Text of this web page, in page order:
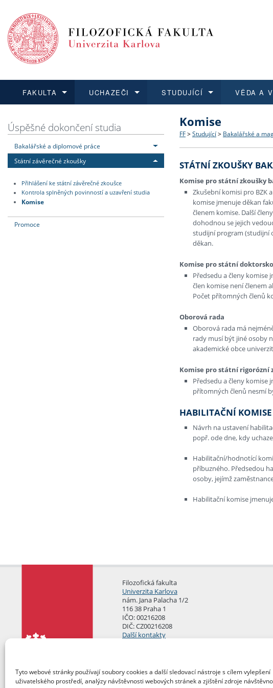
Tyto webové stránky používají soubory cookies a další sledovací nástroje s cílem vylepšení
uživatelského prostředí, analýzy návštěvnosti webových stránek a zjištění zdroje
FAKULTA
Dozvědět se více
Struktura a historie
Strategie a další
Podpora a benefity pro
Absolventi fakulty
Fakultní školy FF UK
UCHAZEČI
Podat přihlášku
Co studovat a jak se
Učitelské studijní
Informace k průběhu
STUDUJÍCÍ
Dozvědět se více
Bakalářské a magisterské
Doktorské studium
Rigorózní řízení
VĚDA A
Dozvědět se více
O vědě a výzkumu na FF
Akademické kvalifikace
Granty a projekty
Dozvědět se více
Aktuální nabídky a
Vyjíždějící studenti
Přijíždějící studenti
Vyjíždějící zaměstnanci
Úspěšné dokončení studia
Bakalářské a diplomové práce
Státní závěrečné zkoušky
Přihlášení ke státní závěrečné zkoušce
Kontrola splněných povinností a uzavření studia
Komise
Promoce
Komise
FF > Studující > Bakalářské a
STÁTNÍ ZKOUŠKY
Komise pro státní zkoušky
Zkušební komisi pro BZK
komise jmenuje děkan
členem komise. Další
dohodnou se jejich
studijní program (studijní
děkan.
Komise pro státní
Předsedu a členy
člen komise není členem
Počet přítomných členů
Oborová rada
Oborová rada má
rady musí být jiné osoby
akademické obce
Komise pro státní rigorózní
Předsedu a členy
přítomných členů nesmí
HABILITAČNÍ
Návrh na ustavení
popř. ode dne, kdy
Habilitační/hodnotící
příbuzného. Předsedou
osoby, jejímž
Habilitační komise
Filozofická fakulta
Univerzita Karlova
nám. Jana Palacha 1/2
116 38 Praha 1
IČO: 00216208
DIČ: CZ00216208
Další kontakty